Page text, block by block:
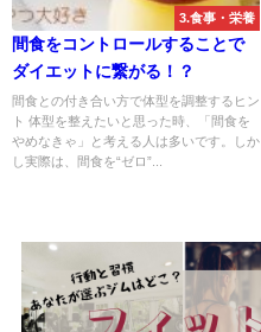
3.食事・栄養
間食をコントロールすることで
ダイエットに繋がる！？
間食との付き合い方で体型を調整するヒン
ト 体型を整えたいと思った時、「間食を
やめなきゃ」と考える人は多いです。しか
し実際は、間食を“ゼロ”...